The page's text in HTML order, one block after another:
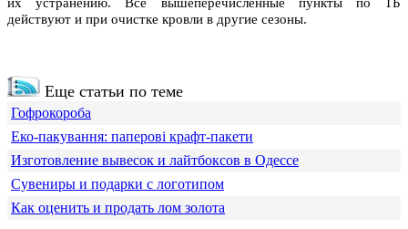
их устранению. Все вышеперечисленные пункты по ТБ
действуют и при очистке кровли в другие сезоны.
Еще статьи по теме
Гофрокороба
Еко-пакування: паперові крафт-пакети
Изготовление вывесок и лайтбоксов в Одессе
Сувениры и подарки с логотипом
Как оценить и продать лом золота